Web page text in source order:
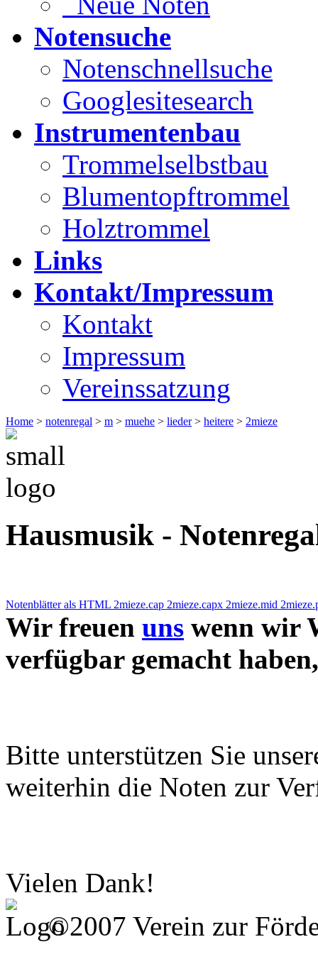
Notensuche
Notenschnellsuche
Googlesitesearch
Instrumentenbau
Trommelselbstbau
Blumentopftrommel
Holztrommel
Links
Kontakt/Impressum
Kontakt
Impressum
Vereinssatzung
Home > notenregal > m > muehe > lieder> heitere > 2mieze
Hausmusik -
Notenblätter als HTML 2mieze.cap 2mieze.capx 2mieze.mid
Wir freuen uns wenn wir
verfügbar gemacht
Bitte unterstützen Sie
weiterhin die Noten zur
Vielen Dank!
©2007 Verein zur